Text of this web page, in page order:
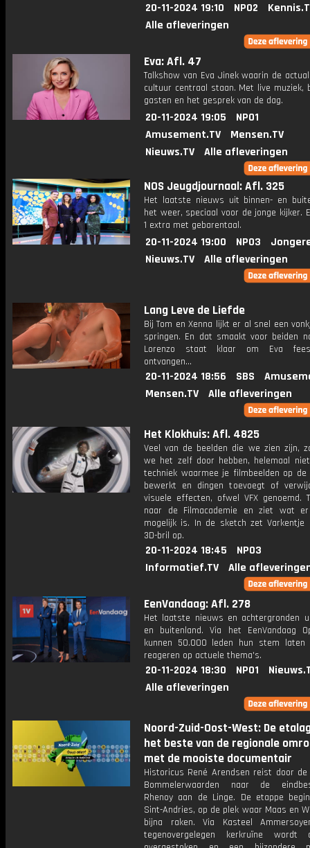
20-11-2024 19:10 NPO2
Alle afleveringen
Eva: Afl. 47
Talkshow van Eva Jinek waarin de
cultuur centraal staan. Met live muziek,
gasten en het gesprek van de dag.
20-11-2024 19:05
NPO1
Amusement.TV
Mensen.TV
Nieuws.TV
Alle afleveringen
NOS Jeugdjournaal: Afl. 325
Het laatste nieuws uit binnen- en
het weer, speciaal voor de jonge kijker.
1 extra met gebarentaal.
20-11-2024 19:00 NPO3
Nieuws.TV
Alle afleveringen
Lang Leve de Liefde
Bij Tom en Xenna lijkt er al snel een
springen. En dat smaakt voor beiden
Lorenzo staat klaar om Eva
ontvangen...
20-11-2024 18:56 SBS
Mensen.TV
Alle afleveringen
Het Klokhuis: Afl. 4825
Veel van de beelden die we zien zijn,
we het zelf door hebben, helemaal
techniek waarmee je filmbeelden op de
bewerkt en dingen toevoegt of
visuele effecten, ofwel VFX genoemd.
naar de Filmacademie en ziet wat
mogelijk is. In de sketch zet Varkentje
3D-bril op.
20-11-2024 18:45
NPO3
Informatief.TV
Alle
EenVandaag: Afl. 278
Het laatste nieuws en achtergronden
en buitenland. Via het EenVandaag
kunnen 50.000 leden hun stem laten
reageren op actuele thema's.
20-11-2024 18:30 NPO1
Alle afleveringen
Noord-Zuid-Oost-West: De
het beste van de regionale
met de mooiste documentair
Historicus René Arendsen reist door de
Bommelerwaarden naar de
Rhenoy aan de Linge. De etappe
Sint-Andries, op de plek waar Maas en
bijna raken. Via Kasteel
tegenovergelegen kerkruïne wordt